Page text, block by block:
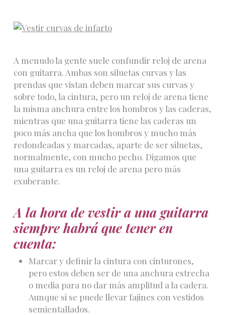
A menudo la gente suele confundir reloj de arena
con guitarra. Ambas son siluetas curvas y las
prendas que vistan deben marcar sus curvas y
sobre todo, la cintura, pero un reloj de arena tiene
la misma anchura entre los hombros y las caderas,
mientras que una guitarra tiene las caderas un
poco más ancha que los hombros y mucho más
redondeadas y marcadas, aparte de ser siluetas,
normalmente, con mucho pecho. Digamos que
una guitarra es un reloj de arena pero más
exuberante.
A la hora de vestir a una guitarra
siempre habrá que tener en
cuenta:
Marcar y definir la cintura con cinturones,
pero estos deben ser de una anchura estrecha
o media para no dar más amplitud a la cadera.
Aunque si se puede llevar fajines con vestidos
semientallados.